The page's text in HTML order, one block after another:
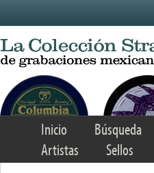
Inicio Búsqueda
Artistas
Sellos